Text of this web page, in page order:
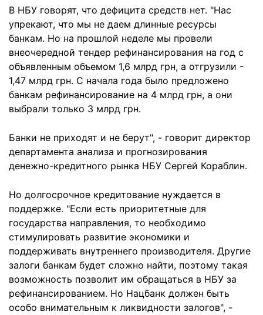
В НБУ говорят, что дефицита средств нет. "Нас
упрекают, что мы не даем длинные ресурсы
банкам. Но на прошлой неделе мы провели
внеочередной тендер рефинансирования на год с
объявленным объемом 1,6 млрд грн, а отгрузили -
1,47 млрд грн. С начала года было предложено
банкам рефинансирование на 4 млрд грн, а они
выбрали только 3 млрд грн.
Банки не приходят и не берут", - говорит директор
департамента анализа и прогнозирования
денежно-кредитного рынка НБУ Сергей Кораблин.
Но долгосрочное кредитование нуждается в
поддержке. "Если есть приоритетные для
государства направления, то необходимо
стимулировать развитие экономики и
поддерживать внутреннего производителя. Другие
залоги банкам будет сложно найти, поэтому такая
возможность позволит им обращаться в НБУ за
рефинансированием. Но Нацбанк должен быть
особо внимательным к ликвидности залогов", -